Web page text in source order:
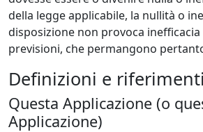
della legge applicabile, la nullità o
disposizione non provoca
previsioni, che permangono
Definizioni e
Questa Applicazione (o
Applicazione)